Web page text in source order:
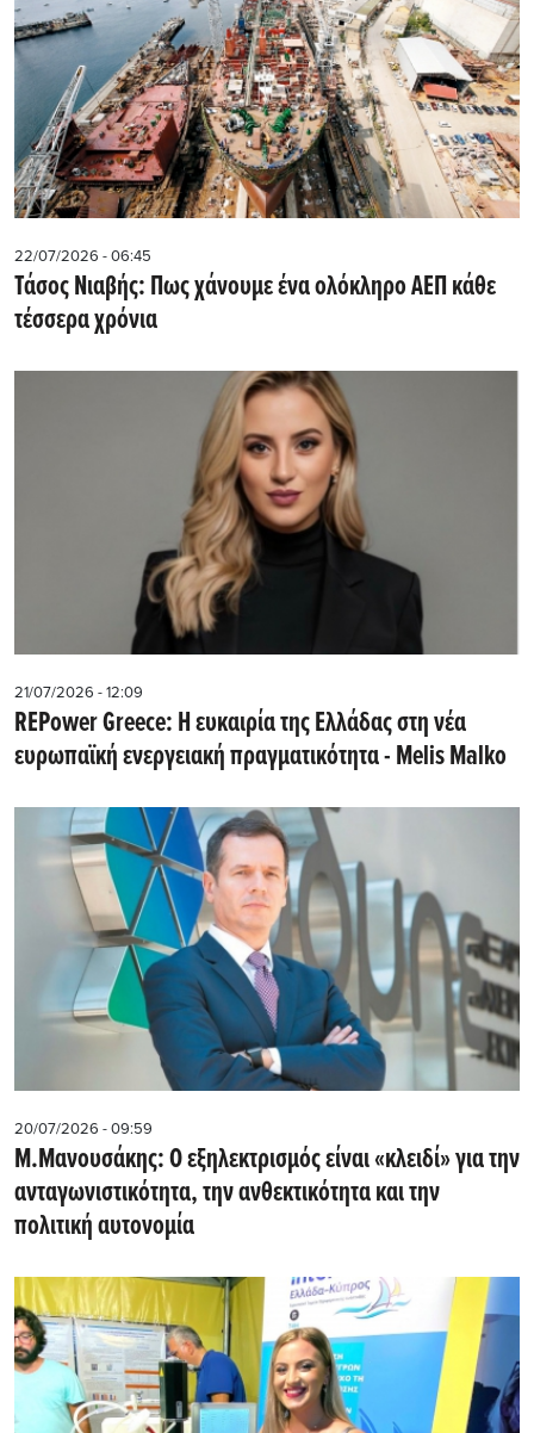
22/07/2026 - 06:45
Τάσος Νιαβής: Πως χάνουμε ένα ολόκληρο ΑΕΠ κάθε
τέσσερα χρόνια
21/07/2026 - 12:09
REPower Greece: Η ευκαιρία της Ελλάδας στη νέα
ευρωπαϊκή ενεργειακή πραγματικότητα - Μelis Malko
20/07/2026 - 09:59
M.Μανουσάκης: Ο εξηλεκτρισμός είναι «κλειδί» για την
ανταγωνιστικότητα, την ανθεκτικότητα και την
πολιτική αυτονομία